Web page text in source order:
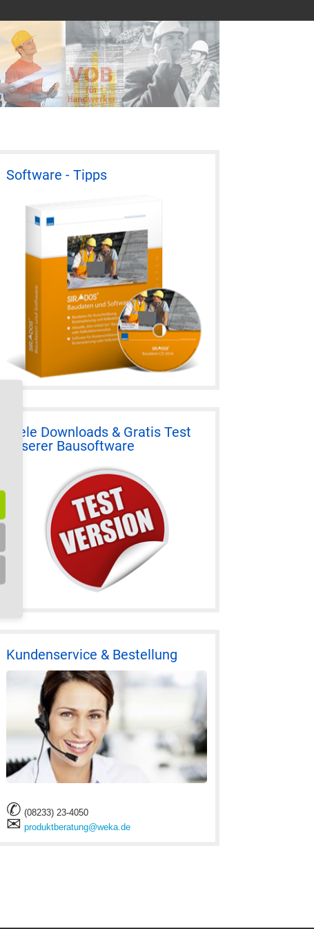
Software - Tipps
Viele Downloads & Gratis Test
unserer Bausoftware
Kundenservice & Bestellung
✆ (08233) 23-4050
✉ produktberatung@weka.de